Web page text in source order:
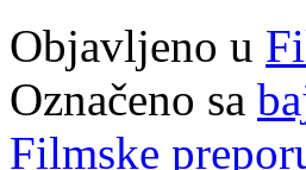
Objavljeno u
Označeno sa
Filmske